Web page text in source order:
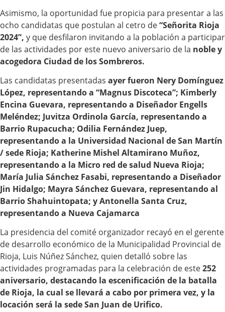
Asimismo, la oportunidad fue propicia para presentar a las
ocho candidatas que postulan al cetro de“Señorita Rioja
2024”, y que desfilaron invitando a la población a participar
de las actividades por este nuevo aniversario de la noble y
acogedora Ciudad de los Sombreros.
Las candidatas presentadas ayer fueron Nery Domínguez
López, representando a “Magnus Discoteca”; Kimberly
Encina Guevara, representando a Diseñador Engells
Meléndez; Juvitza Ordinola García, representando a
Barrio Rupacucha; Odilia Fernández Juep,
representando a la Universidad Nacional de San Martín
/ sede Rioja; Katherine Mishel Altamirano Muñoz,
representando a la Micro red de salud Nueva Rioja;
María Julia Sánchez Fasabi, representando a Diseñador
Jin Hidalgo; Mayra Sánchez Guevara, representando al
Barrio Shahuintopata; y Antonella Santa Cruz,
representando a Nueva Cajamarca
La presidencia del comité organizador recayó en el gerente
de desarrollo económico de la Municipalidad Provincial de
Rioja, Luis Núñez Sánchez, quien detalló sobre las
actividades programadas para la celebración de este252
aniversario, destacando la escenificación de la batalla
de Rioja, la cual se llevará a cabo por primera vez, y la
locación será la sede San Juan de Urifico.